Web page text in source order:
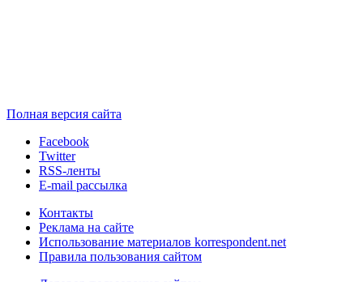
Полная версия сайта
Facebook
Twitter
RSS-ленты
E-mail рассылка
Контакты
Реклама на сайте
Использование материалов korrespondent.net
Правила пользования сайтом